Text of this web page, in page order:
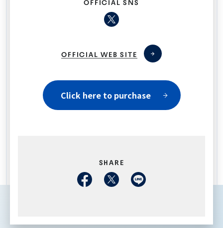
OFFICIAL SNS
OFFICIAL WEB SITE
Click here to purchase
SHARE